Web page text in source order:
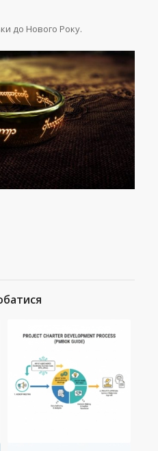
до Нового Року.